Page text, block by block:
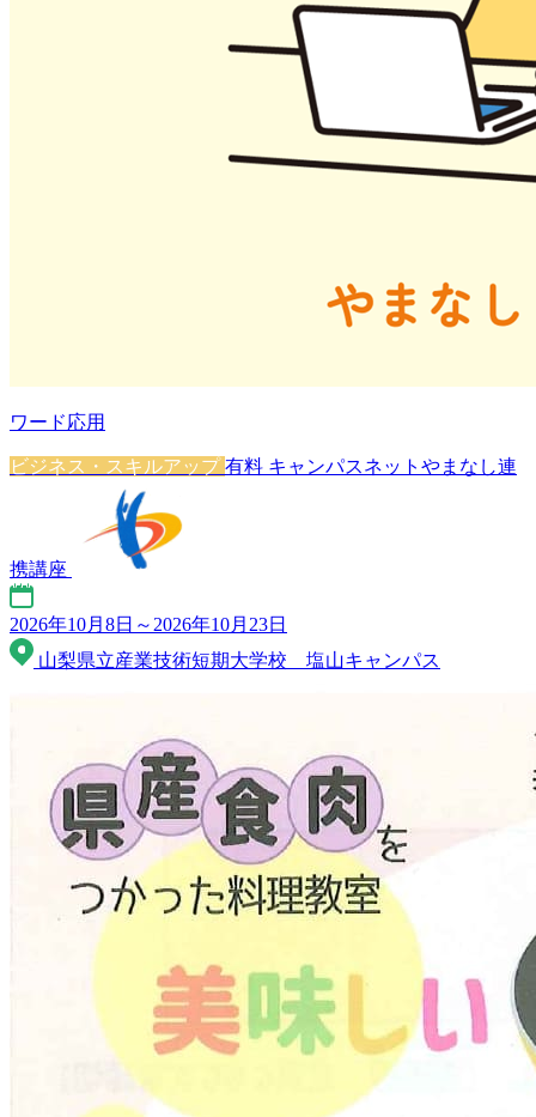
ワード応用
ビジネス・スキルアップ有料 キャンパスネットやまなし連
携講座
2026年10月8日～2026年10月23日
山梨県立産業技術短期大学校 塩山キャンパス